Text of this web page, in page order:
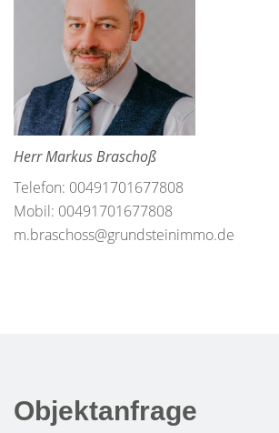
Herr Markus Braschoß
Telefon: 00491701677808
Mobil: 00491701677808
m.braschoss@grundsteinimmo.de
Objektanfrage